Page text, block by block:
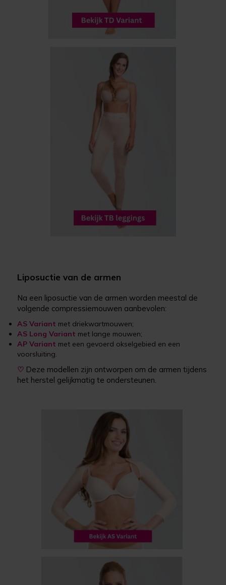
Liposuctie van de armen
Na een liposuctie van de armen worden meestal de
volgende compressiemouwen aanbevolen:
AS Variant met driekwartmouwen;
AS Long Variant met lange mouwen;
AP Variant met een gevoerd okselgebied en een
voorsluiting.
♡ Deze modellen zijn ontworpen om de armen tijdens
het herstel gelijkmatig te ondersteunen.